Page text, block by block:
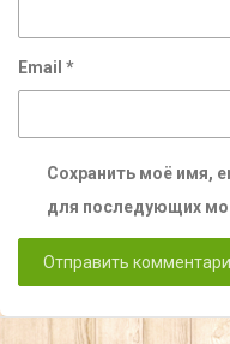
Email *
Сохранить моё имя,
для последующих